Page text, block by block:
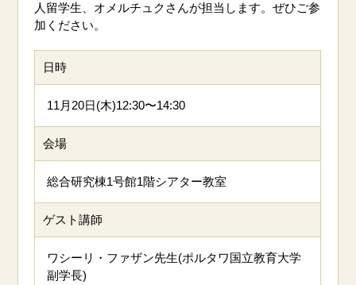
人留学生、オメルチュクさんが担当します。ぜひご参
加ください。
日時
11月20日(木)12:30〜14:30
会場
総合研究棟1号館1階シアター教室
ゲスト講師
ワシーリ・ファザン先生(ポルタワ国立教育大学
副学長)